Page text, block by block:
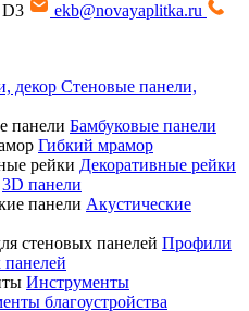
D3
ekb@novayaplitka.ru
Стеновые панели,
Бамбуковые панели
Гибкий мрамор
Декоративные рейки
3D панели
Акустические
Профили
панелей
Инструменты